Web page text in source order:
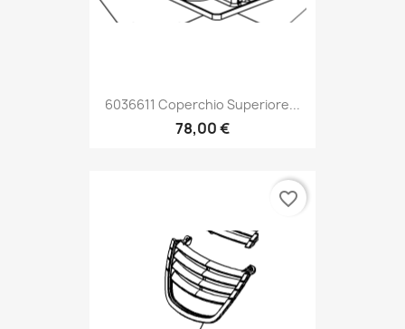
6036611 Coperchio Superiore...
78,00 €
favorite_border